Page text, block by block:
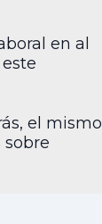
en al
este
el mismo